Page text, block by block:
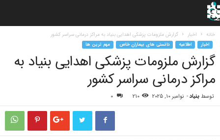
خانه اخبار گزارش ملزومات پزشکی اهدایی بنیاد به مراکز درمانی سراسر کشور
اخبار اطلاعیه دانستی های بیماران خاص مهم ترین ها
گزارش ملزومات پزشکی اهدایی بنیاد به
مراکز درمانی سراسر کشور
توسط بنیاد- نوامبر 10, 2025 210
0